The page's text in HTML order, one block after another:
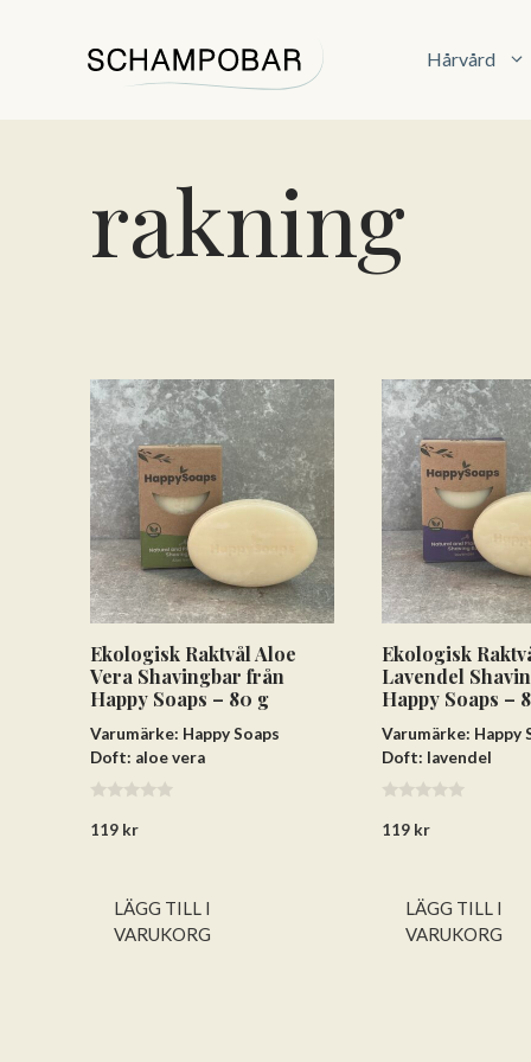
Hårvård
rakning
Ekologisk Raktvål Aloe
Vera Shavingbar från
Happy Soaps – 80 g
Varumärke: Happy Soaps
Doft: aloe vera
a
119 kr
LÄGG TILL I
VARUKORG
Ekologisk
Lavendel
Happy Soaps –
Varumärke: Happy
Doft: lavendel
a
119 kr
LÄGG TILL I
VARUKORG